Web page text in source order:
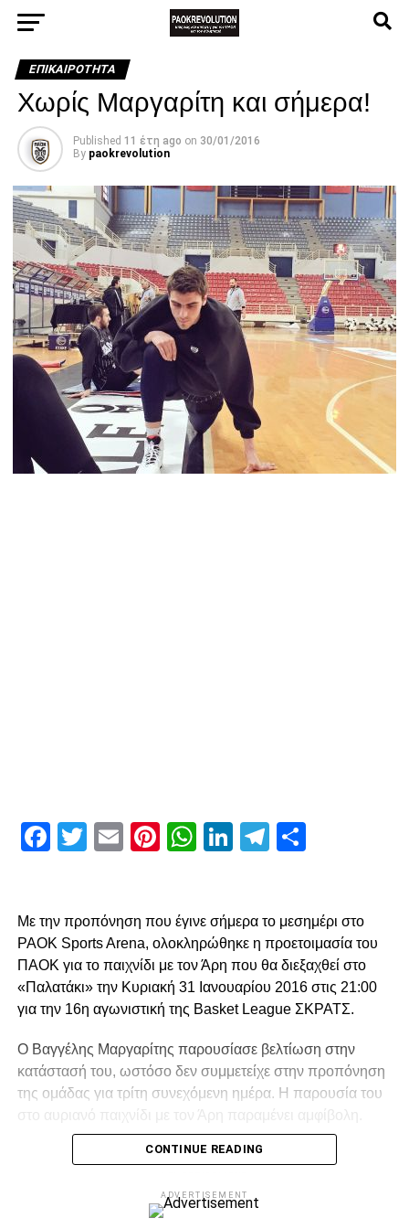
ΕΠΙΚΑΙΡΌΤΗΤΑ
Χωρίς Μαργαρίτη και σήμερα!
Published 11 έτη ago on 30/01/2016
By paokrevolution
Facebook
Twitter
EmailPinterest
WhatsApp
LinkedIn
Telegram
Με την προπόνηση που έγινε σήμερα το μεσημέρι στο
PAOK Sports Arena, ολοκληρώθηκε η προετοιμασία του
ΠΑΟΚ για το παιχνίδι με τον Άρη που θα διεξαχθεί στο
«Παλατάκι» την Κυριακή 31 Ιανουαρίου 2016 στις 21:00
για την 16η αγωνιστική της Basket League ΣΚΡΑΤΣ.
O Βαγγέλης Μαργαρίτης παρουσίασε βελτίωση στην
κατάστασή του, ωστόσο δεν συμμετείχε στην προπόνηση
της ομάδας για τρίτη συνεχόμενη ημέρα. Η παρουσία του
στο αυριανό παιχνίδι με τον Άρη παραμένει αμφίβολη.
CONTINUE READING
ADVERTISEMENT